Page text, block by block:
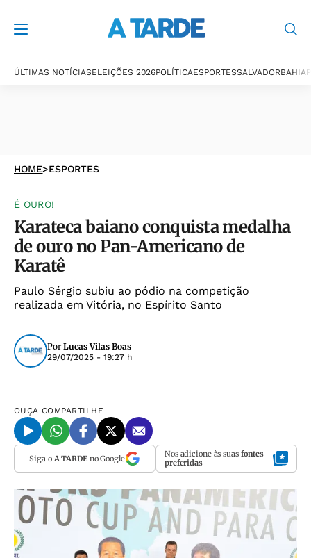
ÚLTIMAS NOTÍCIASELEIÇÕES 2026POLÍTICAESPORTESSALVADORBAHIA
HOME>ESPORTES
É OURO!
Karateca baiano conquista medalha
de ouro no Pan-Americano de
Karatê
Paulo Sérgio subiu ao pódio na competição
realizada em Vitória, no Espírito Santo
Por Lucas Vilas Boas
29/07/2025 - 19:27 h
OUÇA COMPARTILHE
Siga o A TARDEno Google Nos adicione às suas fontes
preferidas